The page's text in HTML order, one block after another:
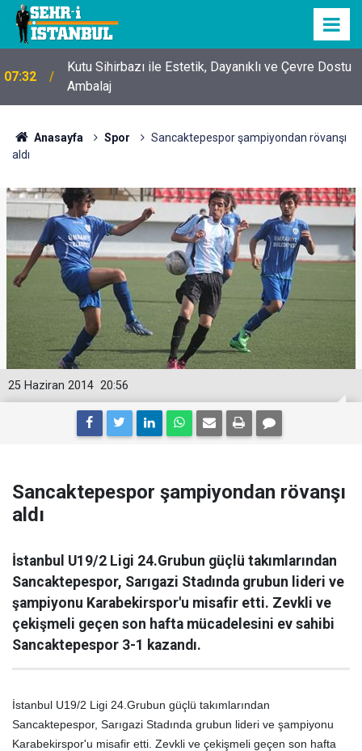
07:32
Kutu Sihirbazı ile Estetik, Dayanıklı ve Çevre Dostu
Ambalaj
Anasayfa Spor
Sancaktepespor şampiyondan rövanşı
aldı
20:56
25 Haziran 2014
Sancaktepespor şampiyondan rövanşı
aldı
İstanbul U19/2 Ligi 24.Grubun güçlü takımlarından
Sancaktepespor, Sarıgazi Stadında grubun lideri ve
şampiyonu Karabekirspor'u misafir etti. Zevkli ve
çekişmeli geçen son hafta mücadelesini ev sahibi
Sancaktepespor 3-1 kazandı.
İstanbul U19/2 Ligi 24.Grubun güçlü takımlarından
Sancaktepespor, Sarıgazi Stadında grubun lideri ve şampiyonu
Karabekirspor'u misafir etti. Zevkli ve çekişmeli geçen son hafta